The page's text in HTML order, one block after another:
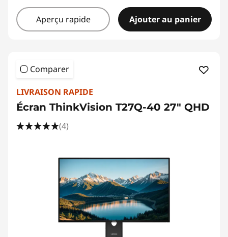
Aperçu rapide Ajouter au panier
Comparer
LIVRAISON RAPIDE
Écran ThinkVision T27Q-40 27" QHD
(4)